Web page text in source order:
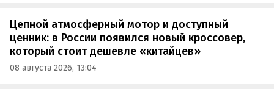
Цепной атмосферный мотор и доступный
ценник: в России появился новый кроссовер,
который стоит дешевле «китайцев»
08 августа 2026, 13:04